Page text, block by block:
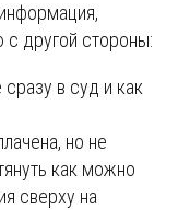
с другой стороны:
в суд и как
но не
как можно
сверху на